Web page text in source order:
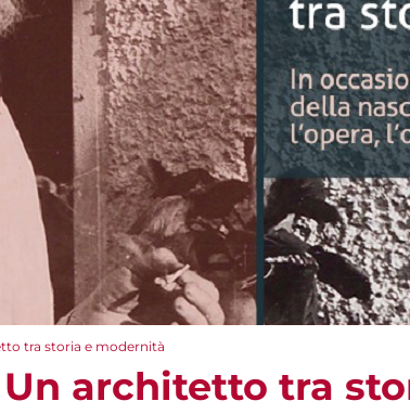
tra storia e modernità
architetto tra